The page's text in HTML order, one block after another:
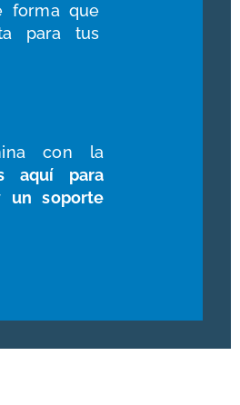
formaque
para tus
con la
aquí para
soporte